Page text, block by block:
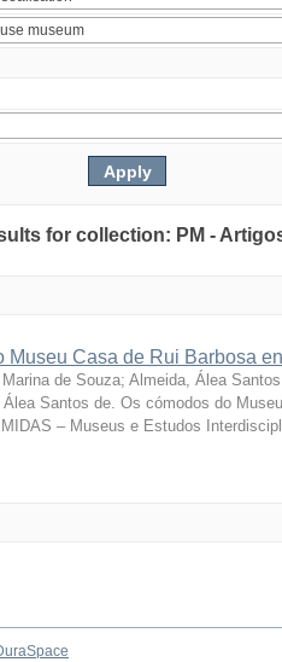
for collection: PM -
Museu Casa de Rui Barbosa
de Souza; Almeida, Álea
Santos de. Os cómodos do
– Museus e Estudos